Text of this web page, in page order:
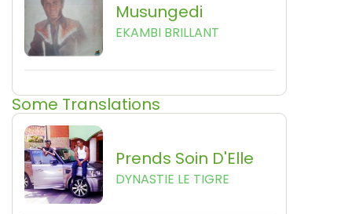
Musungedi
EKAMBI BRILLANT
Some Translations
Prends Soin D'Elle
DYNASTIE LE TIGRE